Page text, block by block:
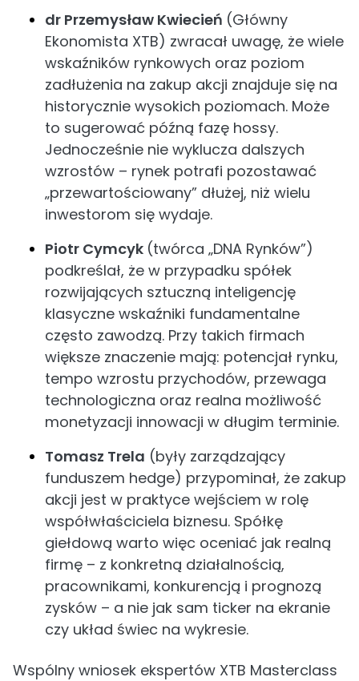
dr Przemysław Kwiecień (Główny
Ekonomista XTB) zwracał uwagę, że wiele
wskaźników rynkowych oraz poziom
zadłużenia na zakup akcji znajduje się na
historycznie wysokich poziomach. Może
to sugerować późną fazę hossy.
Jednocześnie nie wyklucza dalszych
wzrostów – rynek potrafi pozostawać
„przewartościowany” dłużej, niż wielu
inwestorom się wydaje.
Piotr Cymcyk (twórca „DNA Rynków”)
podkreślał, że w przypadku spółek
rozwijających sztuczną inteligencję
klasyczne wskaźniki fundamentalne
często zawodzą. Przy takich firmach
większe znaczenie mają: potencjał rynku,
tempo wzrostu przychodów, przewaga
technologiczna oraz realna możliwość
monetyzacji innowacji w długim terminie.
Tomasz Trela (były zarządzający
funduszem hedge) przypominał, że zakup
akcji jest w praktyce wejściem w rolę
współwłaściciela biznesu. Spółkę
giełdową warto więc oceniać jak realną
firmę – z konkretną działalnością,
pracownikami, konkurencją i prognozą
zysków – a nie jak sam ticker na ekranie
czy układ świec na wykresie.
Wspólny wniosek ekspertów XTB Masterclass